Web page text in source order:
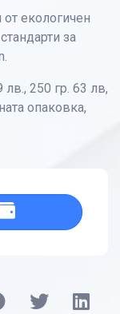
екологичен
за
250 гр. 63 лв,
опаковка,